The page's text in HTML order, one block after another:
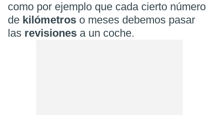
como por ejemplo que cada cierto número
de kilómetros o meses debemos pasar
las revisiones a un coche.